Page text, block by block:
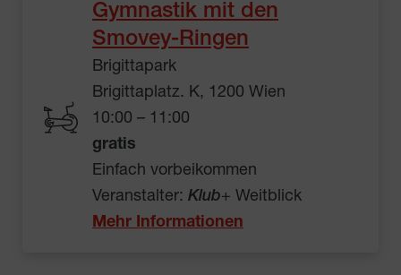
Gymnastik mit den
Smovey-Ringen
Brigittapark
Brigittaplatz. K, 1200 Wien
10:00 – 11:00
gratis
Einfach vorbeikommen
Veranstalter: Klub+ Weitblick
Mehr Informationen